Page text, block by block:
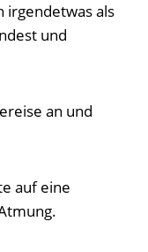
irgendetwas als
und
an und
auf eine